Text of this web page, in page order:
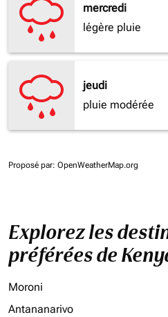
mercredi
légère pluie
jeudi
pluie modérée
Proposé par: OpenWeatherMap.org
Explorez les
préférées de
Moroni
Antananarivo